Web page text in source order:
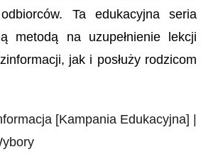
Ta edukacyjna seria
metodą na uzupełnienie lekcji
jak i posłuży rodzicom
[Kampania Edukacyjna] |